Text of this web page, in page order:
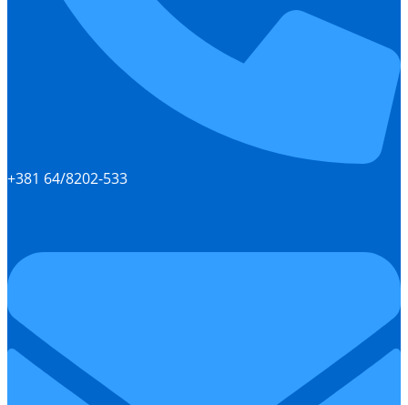
+381 64/8202-533